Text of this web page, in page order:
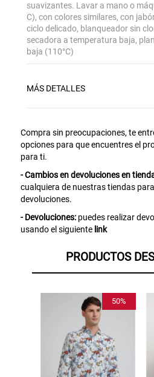
suavizantes. Lavar a mano o
C), con colores similares, con
ciclo delicado, blanqueador sin
secadora a temperatura baja,
baja (110°C)
MÁS DETALLES
Compra sin preocupaciones, te
opciones para que encuentres el
para ti.
- Cambios en devoluciones en
cualquiera de nuestras tiendas
devoluciones.
- Devoluciones:puedes realizar
usando el siguiente link
PRODUCTOS
compra. Valido
SUSPE01